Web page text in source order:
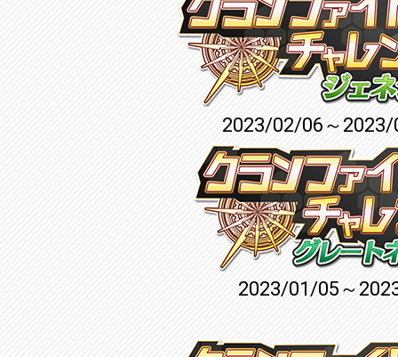
2023/02/06～
2023/01/05～